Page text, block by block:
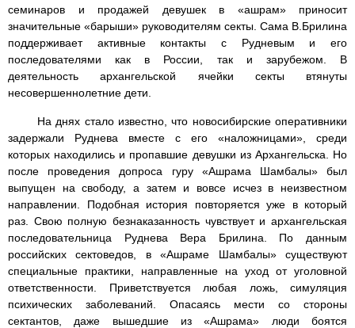
семинаров и продажей девушек в «ашрам» приносит
значительные «барыши» руководителям секты. Сама В.Брилина
поддерживает активные контакты с Рудневым и его
последователями как в России, так и зарубежом. В
деятельность архангельской ячейки секты втянуты
несовершеннолетние дети.
На днях стало известно, что новосибирские оперативники
задержали Руднева вместе с его «наложницами», среди
которых находились и пропавшие девушки из Архангельска. Но
после проведения допроса гуру «Ашрама Шамбалы» был
выпущен на свободу, а затем и вовсе исчез в неизвестном
направлении. Подобная история повторяется уже в который
раз. Свою полную безнаказанность чувствует и архангельская
последовательница Руднева Вера Брилина. По данным
российских сектоведов, в «Ашраме Шамбалы» существуют
специальные практики, направленные на уход от уголовной
ответственности. Приветствуется любая ложь, симуляция
психических заболеваний. Опасаясь мести со стороны
сектантов, даже вышедшие из «Ашрама» люди боятся